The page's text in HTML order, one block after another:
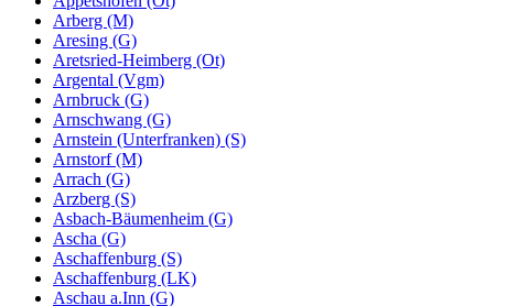
Arberg (M)
Aresing (G)
Aretsried-Heimberg (Ot)
Argental (Vgm)
Arnbruck (G)
Arnschwang (G)
Arnstein (Unterfranken) (S)
Arnstorf (M)
Arrach (G)
Arzberg (S)
Asbach-Bäumenheim (G)
Ascha (G)
Aschaffenburg (S)
Aschaffenburg (LK)
Aschau a.Inn (G)